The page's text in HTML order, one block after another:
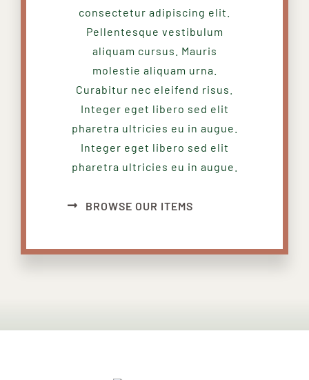
consectetur adipiscing elit.
Pellentesque vestibulum
aliquam cursus. Mauris
molestie aliquam urna.
Curabitur nec eleifend risus.
Integer eget libero sed elit
pharetra ultricies eu in augue.
Integer eget libero sed elit
pharetra ultricies eu in augue.
BROWSE OUR ITEMS